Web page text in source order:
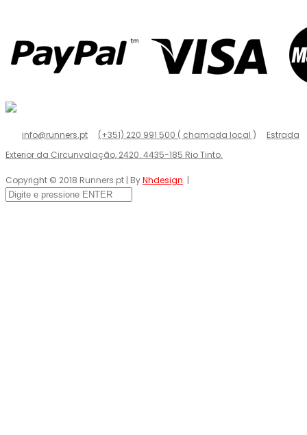
info@runners.pt (+351) 220 991 500 ( chamada local )
Estrada
Exterior da Circunvalação, 2420. 4435-185 Rio Tinto.
Copyright © 2018 Runners.pt | ByNhdesign. |